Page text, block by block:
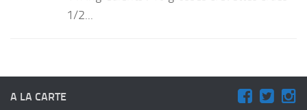
1/2...
A LA CARTE